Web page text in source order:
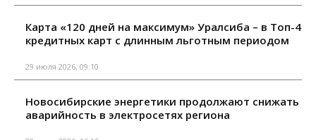
Карта «120 дней на максимум» Уралсиба – в Топ-4
кредитных карт с длинным льготным периодом
29 июля 2026, 09:10
Новосибирские энергетики продолжают снижать
аварийность в электросетях региона